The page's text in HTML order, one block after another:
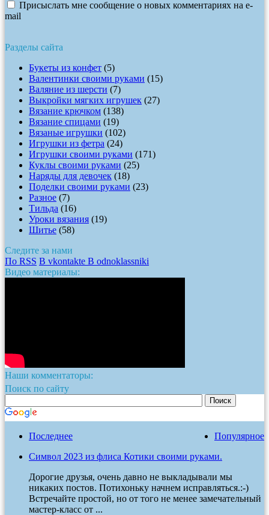
Присыслать мне сообщение о новых комментариях на e-
mail
Разделы сайта
Букеты из конфет (5)
Валентинки своими руками (15)
Валяние из шерсти (7)
Выкройки мягких игрушек (27)
Вязание крючком (138)
Вязание спицами (19)
Вязаные игрушки (102)
Игрушки из фетра (24)
Игрушки своими руками (171)
Куклы своими руками (25)
Наряды для девочек (18)
Поделки своими руками (23)
Разное (7)
Тильда (16)
Уроки вязания (19)
Шитье (58)
Следите за нами
По RSS В vkontakte В odnoklassniki
Видео материалы:
Наши комментаторы:
Поиск по сайту
Популярное
Последнее
Символ 2023 из флиса Котики своими руками.
Дорогие друзья, очень давно не выкладывали мы
никаких постов. Потихоньку начнем исправляться.:-)
Встречайте простой, но от того не менее замечательный
мастер-класс от ...